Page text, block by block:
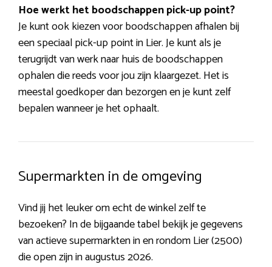
Hoe werkt het boodschappen pick-up point?
Je kunt ook kiezen voor boodschappen afhalen bij
een speciaal pick-up point in Lier. Je kunt als je
terugrijdt van werk naar huis de boodschappen
ophalen die reeds voor jou zijn klaargezet. Het is
meestal goedkoper dan bezorgen en je kunt zelf
bepalen wanneer je het ophaalt.
Supermarkten in de omgeving
Vind jij het leuker om echt de winkel zelf te
bezoeken? In de bijgaande tabel bekijk je gegevens
van actieve supermarkten in en rondom Lier (2500)
die open zijn in augustus 2026.